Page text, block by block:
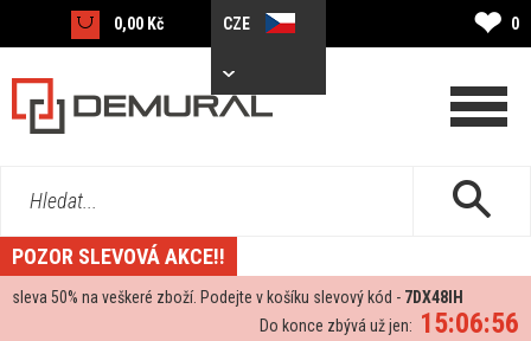
0,00 Kč CZE ❤ 0
Hledat...
POZOR SLEVOVÁ AKCE!!
sleva 50% na veškeré zboží. Podejte v košíku slevový kód - 7DX48IH
15:06:55
Do konce zbývá už jen: